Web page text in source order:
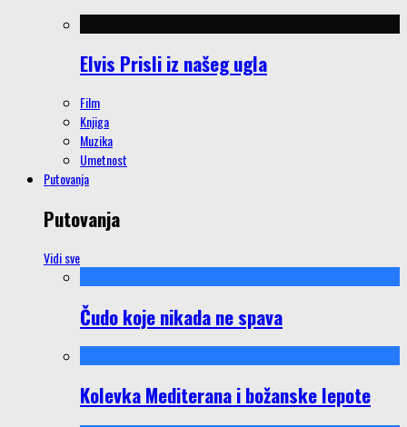
Elvis Prisli iz našeg ugla
Film
Knjiga
Muzika
Umetnost
Putovanja
Putovanja
Vidi sve
Čudo koje nikada ne spava
Kolevka Mediterana i božanske lepote